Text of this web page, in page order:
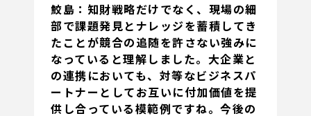
鮫島：知財戦略だけでなく、現場の細
部で課題発見とナレッジを蓄積してき
たことが競合の追随を許さない強みに
なっていると理解しました。大企業と
の連携においても、対等なビジネスパ
ートナーとしてお互いに付加価値を提
供し合っている模範例ですね。今後の